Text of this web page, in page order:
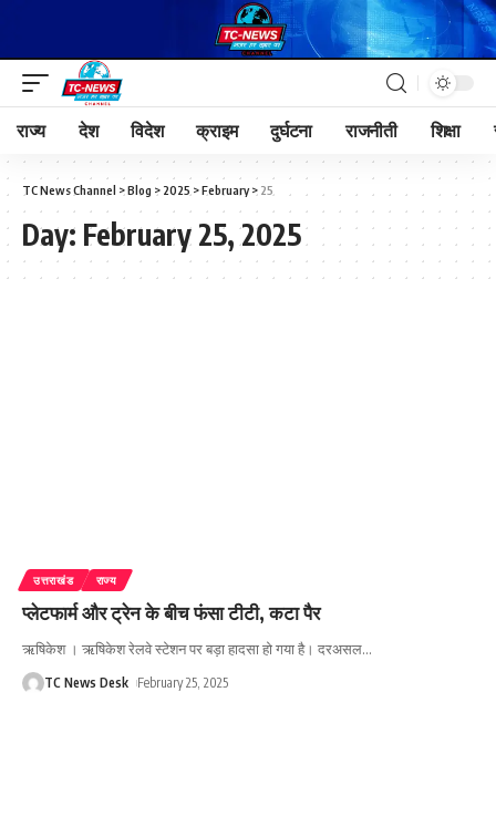
राज्य देश विदेश क्राइम दुर्घटना राजनीती शिक्षा
TC News Channel >Blog > 2025 >February> 25
Day: February 25, 2025
उत्तराखंड राज्य
प्लेटफार्म और ट्रेन के बीच फंसा टीटी, कटा पैर
ऋषिकेश । ऋषिकेश रेलवे स्टेशन पर बड़ा हादसा हो गया है। दरअसल…
TC News Desk February 25, 2025